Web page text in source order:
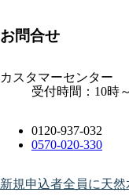
お問合せ
カスタマーセンター
受付時間：10時
0120-937-032
0570-020-330
新規申込者全員に天然